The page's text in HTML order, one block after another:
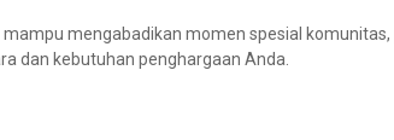
mengabadikan momen spesial
dan kebutuhan penghargaan Anda.